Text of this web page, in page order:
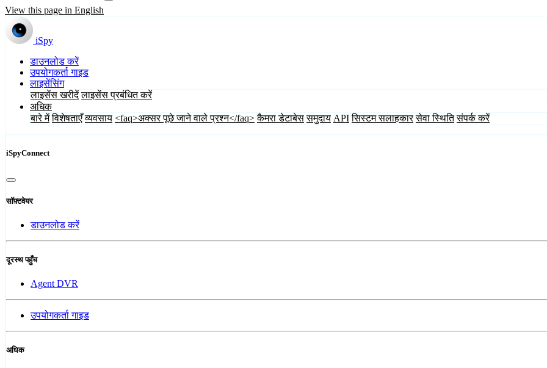
View this page in English
iSpy
डाउनलोड करें
उपयोगकर्ता गाइड
लाइसेंसिंग
लाइसेंस खरीदें लाइसेंस प्रबंधित करें
अधिक
बारे में विशेषताएँ व्यवसाय <faq>अक्सर पूछे जाने वाले प्रश्न</faq> कैमरा डेटाबेस समुदाय API सिस्टम सलाहकार सेवा स्थिति संपर्क करें
iSpyConnect
सॉफ़्टवेयर
डाउनलोड करें
दूरस्थ पहुँच
Agent DVR
उपयोगकर्ता गाइड
अधिक